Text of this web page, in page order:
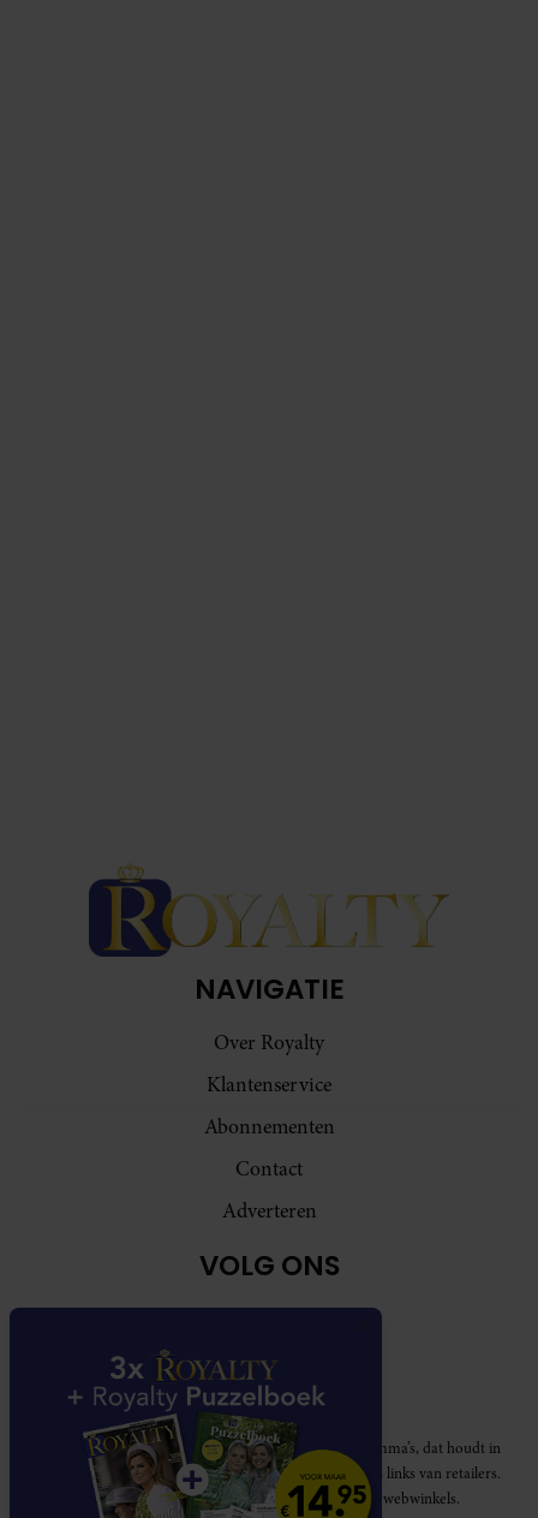
NAVIGATIE
Over Royalty
Klantenservice
Abonnementen
Contact
Adverteren
VOLG ONS
Royalty participeert in diverse affiliate marketing programma’s, dat houdt in
dat Royalty commissies ontvangt voor aankopen middels links van retailers.
Deze website wordt niet gesponsord door de genoemde webwinkels.